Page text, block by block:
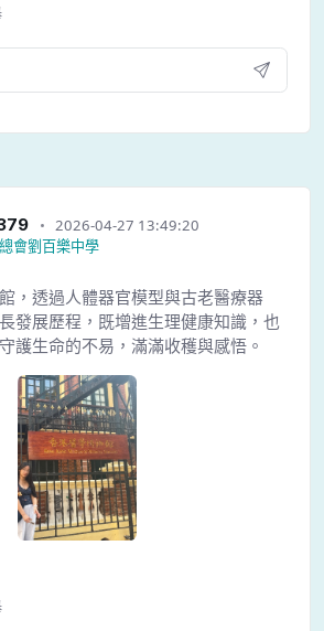
2026-04-27 13:49:20
會劉百樂中學
，透過人體器官模型與古老醫療器
發展歷程，既增進生理健康知識，也
護生命的不易，滿滿收穫與感悟。